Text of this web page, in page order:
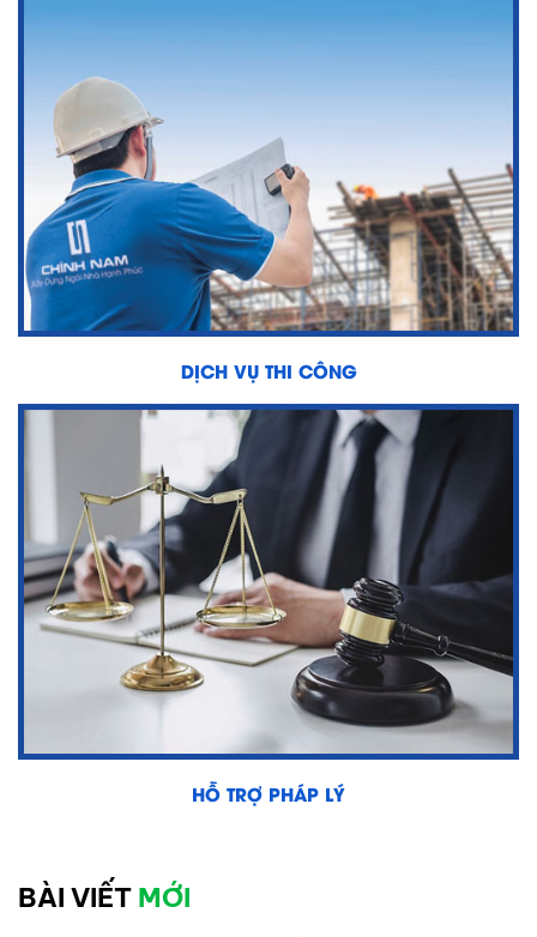
DỊCH VỤ THI CÔNG
HỖ TRỢ PHÁP LÝ
BÀI VIẾT MỚI